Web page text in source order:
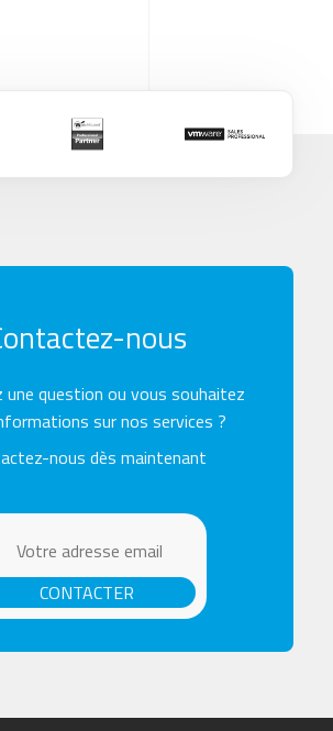
nous
une question ou vous souhaitez
sur nos services ?
nous dès maintenant
CONTACTER